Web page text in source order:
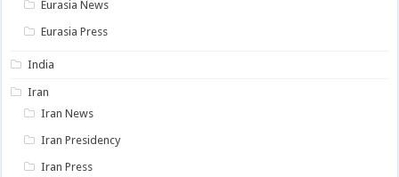
Eurasia News
Eurasia Press
India
Iran
Iran News
Iran Presidency
Iran Press